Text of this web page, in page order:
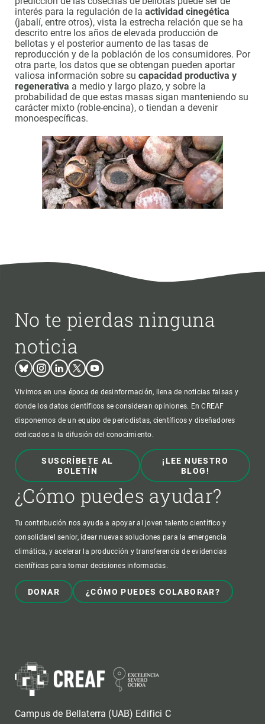
interés para la regulación de la actividad cinegética
(jabalí, entre otros), vista la estrecha relación que se ha
descrito entre los años de elevada producción de
bellotas y el posterior aumento de las tasas de
reproducción y de la población de los consumidores. Por
otra parte, los datos que se obtengan pueden aportar
valiosa información sobre su capacidad productiva y
regenerativa a medio y largo plazo, y sobre la
probabilidad de que estas masas sigan manteniendo su
carácter mixto (roble-encina), o tiendan a devenir
monoespecíficas.
No te pierdas ninguna
noticia
BlueskyInstagram
LinkedinTwitterYoutube
Vivimos en una época de desinformación, llena de noticias falsas y
donde los datos científicos se consideran opiniones. En CREAF
disponemos de un equipo de periodistas, científicos y diseñadores
dedicados a la difusión del conocimiento.
SUSCRÍBETE AL
BOLETÍN
¡LEE NUESTRO
BLOG!
¿Cómo puedes ayudar?
Tu contribución nos ayuda a apoyar al joven talento científico y
consolidarel senior, idear nuevas soluciones para la emergencia
climática, y acelerar la producción y transferencia de evidencias
científicas para tomar decisiones informadas.
DONAR ¿CÓMO PUEDES COLABORAR?
Campus de Bellaterra (UAB) Edifici C